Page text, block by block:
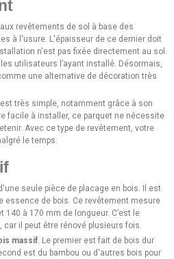
aux revêtements de sol à base des
à l'usure. L'épaisseur de ce dernier doit
n'est pas fixée directement au sol.
utilisateurs l’ayant installé. Désormais,
une alternative de décoration très
très simple, notamment grâce à son
facile à installer, ce parquet ne nécessite
Avec ce type de revêtement, votre
le temps.
seule pièce de placage en bois. Il est
essence de bois. Ce revêtement mesure
140 à 170 mm de longueur. C’est le
il peut être rénové plusieurs fois.
massif . Le premier est fait de bois dur
est du bambou ou d'autres bois pour